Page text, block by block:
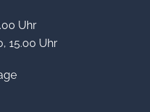
Uhr
15.00 Uhr